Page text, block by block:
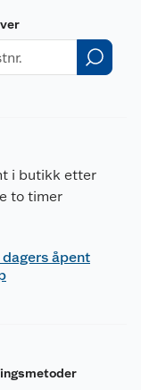
i butikk etter
to timer
dagers åpent